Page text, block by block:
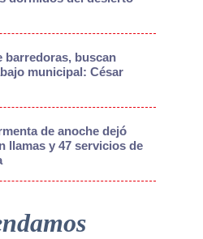
barredoras, buscan
municipal: César
de anoche dejó
llamas y 47 servicios de